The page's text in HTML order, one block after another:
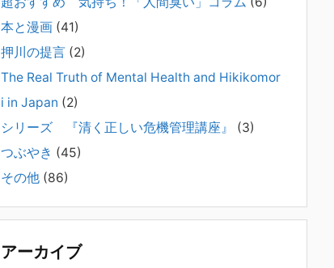
弊社は、病識のない重篤な精神疾患を抱えるご家族からのご
相談を受け、長年にわたり精神科医療へのアクセスの仕方や
問題解決に取り組んでまいりました。しかし現実には、精神
疾患が疑われる当人に病識がない場合、家
#041 将来を案じる「きょうだい」必見②
きょうだいに精神疾患が疑われる家族がい
て、家族間トラブルで困っている方へ
2025年8月11日
長年問題解決に至らない家族のパターンのうち、弊社の相談
集英社オンラインのインタビューを受けまし
本と漫画 (41)
押川の提言 (2)
The Real Truth of Mental Health and Hikikomor
i in Japan (2)
シリーズ 『清く正しい危機管理講座』
(3)
つぶやき (45)
その他 (86)
アーカイブ